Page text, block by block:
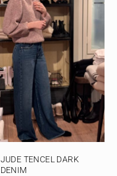
JUDE TENCEL DARK
DENIM